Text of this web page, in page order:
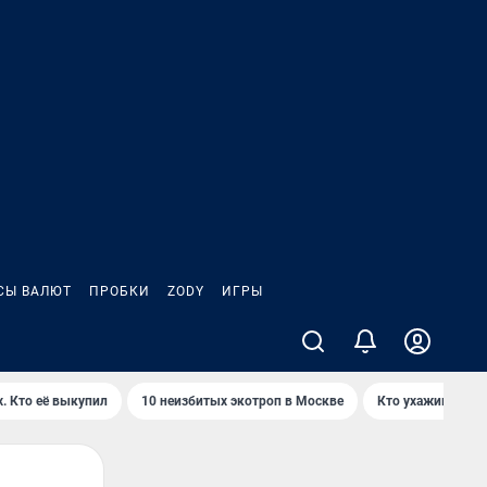
ВАЛЮТ ПРОБКИ ZODY ИГРЫ
Кто её выкупил 10 неизбитых экотроп в Москве Кто ухаживает